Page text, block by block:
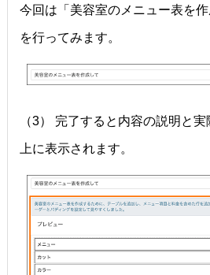
今回は「美容室のメニュー表を
を行ってみます。
（3） 完了すると内容の説明と
上に表示されます。